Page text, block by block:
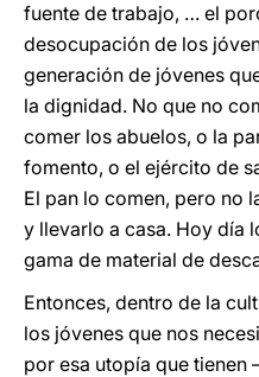
fuente de trabajo, … el
desocupación de los
generación de jóvenes
la dignidad. No que no
comer los abuelos, o la
fomento, o el ejército de
El pan lo comen, pero no
y llevarlo a casa. Hoy día
gama de material de
Entonces, dentro de la
los jóvenes que nos
por esa utopía que tienen